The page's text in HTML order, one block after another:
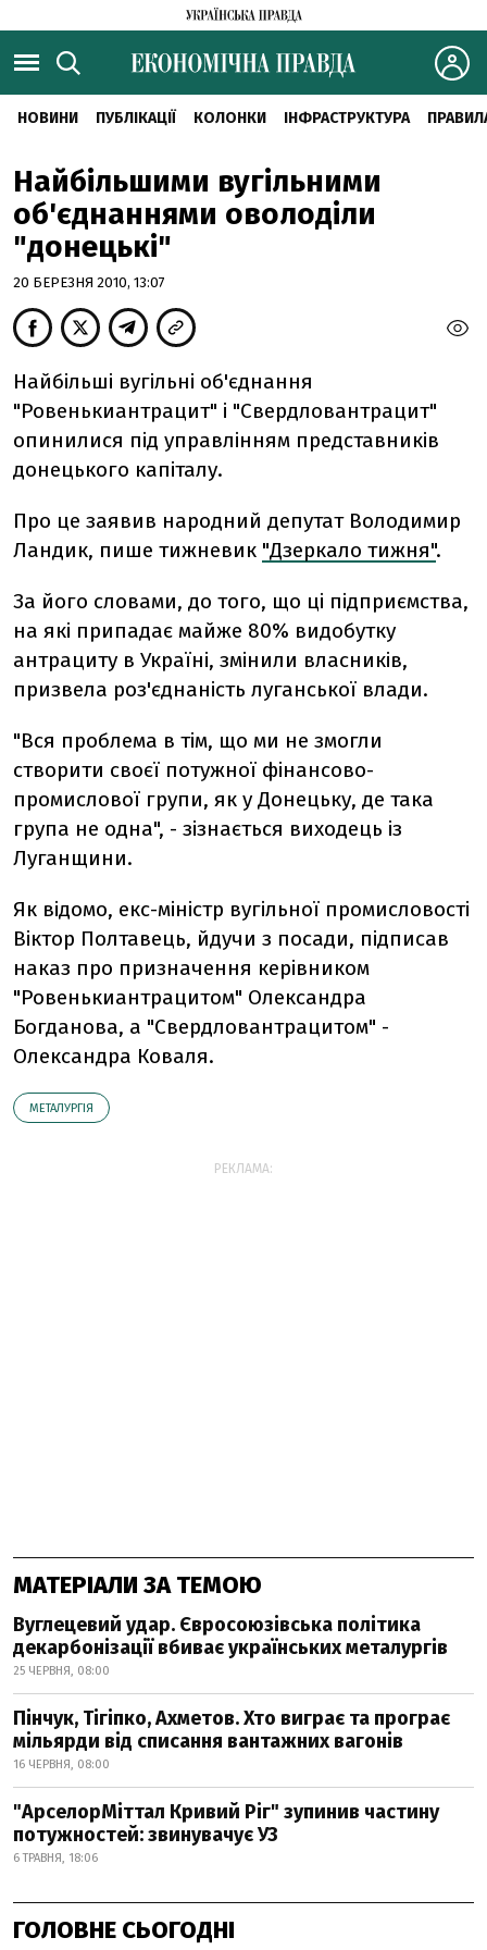
НОВИНИ ПУБЛІКАЦІЇ КОЛОНКИ ІНФРАСТРУКТУРА
Найбільшими вугільними
об'єднаннями оволоділи
"донецькі"
20 БЕРЕЗНЯ 2010, 13:07
Найбільші вугільні об'єднання
"Ровенькиантрацит" і "Свердловантрацит"
опинилися під управлінням представників
донецького капіталу.
Про це заявив народний депутат Володимир
Ландик, пише тижневик "Дзеркало тижня".
За його словами, до того, що ці підприємства,
на які припадає майже 80% видобутку
антрациту в Україні, змінили власників,
призвела роз'єднаність луганської влади.
"Вся проблема в тім, що ми не змогли
створити своєї потужної фінансово-
промислової групи, як у Донецьку, де така
група не одна", - зізнається виходець із
Луганщини.
Як відомо, екс-міністр вугільної промисловості
Віктор Полтавець, йдучи з посади, підписав
наказ про призначення керівником
"Ровенькиантрацитом" Олександра
Богданова, а "Свердловантрацитом" -
Олександра Коваля.
МЕТАЛУРГІЯ
РЕКЛАМА:
МАТЕРІАЛИ ЗА ТЕМОЮ
Вуглецевий удар. Євросоюзівська політика
декарбонізації вбиває українських металургів
25 ЧЕРВНЯ, 08:00
Пінчук, Тігіпко, Ахметов. Хто виграє та програє
мільярди від списання вантажних вагонів
16 ЧЕРВНЯ, 08:00
"АрселорМіттал Кривий Ріг" зупинив частину
потужностей: звинувачує УЗ
6 ТРАВНЯ, 18:06
ГОЛОВНЕ СЬОГОДНІ